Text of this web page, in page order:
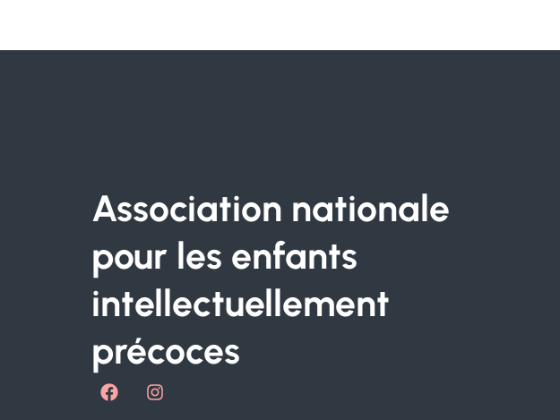
Association nationale
pour les enfants
intellectuellement
précoces
F
a
I
n